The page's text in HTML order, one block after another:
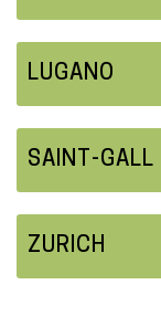
LUGANO
SAINT-GALL
ZURICH